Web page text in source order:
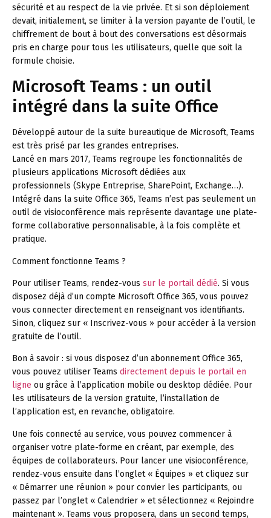
sécurité et au respect de la vie privée. Et si son déploiement
devait, initialement, se limiter à la version payante de l’outil, le
chiffrement de bout à bout des conversations est désormais
pris en charge pour tous les utilisateurs, quelle que soit la
formule choisie.
Microsoft Teams : un outil
intégré dans la suite Office
Développé autour de la suite bureautique de Microsoft, Teams
est très prisé par les grandes entreprises.
Lancé en mars 2017, Teams regroupe les fonctionnalités de
plusieurs applications Microsoft dédiées aux
professionnels (Skype Entreprise, SharePoint, Exchange…).
Intégré dans la suite Office 365, Teams n’est pas seulement un
outil de visioconférence mais représente davantage une plate-
forme collaborative personnalisable, à la fois complète et
pratique.
Comment fonctionne Teams ?
Pour utiliser Teams, rendez-vous sur le portail dédié. Si vous
disposez déjà d’un compte Microsoft Office 365, vous pouvez
vous connecter directement en renseignant vos identifiants.
Sinon, cliquez sur « Inscrivez-vous » pour accéder à la version
gratuite de l’outil.
Bon à savoir : si vous disposez d’un abonnement Office 365,
vous pouvez utiliser Teams directement depuis le portail en
ligne ou grâce à l’application mobile ou desktop dédiée. Pour
les utilisateurs de la version gratuite, l’installation de
l’application est, en revanche, obligatoire.
Une fois connecté au service, vous pouvez commencer à
organiser votre plate-forme en créant, par exemple, des
équipes de collaborateurs. Pour lancer une visioconférence,
rendez-vous ensuite dans l’onglet « Équipes » et cliquez sur
« Démarrer une réunion » pour convier les participants, ou
passez par l’onglet « Calendrier » et sélectionnez « Rejoindre
maintenant ». Teams vous proposera, dans un second temps,